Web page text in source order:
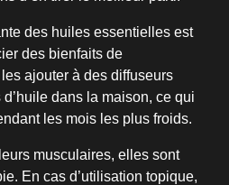
des huiles essentielles est
des bienfaits de
les ajouter à des diffuseurs
dans la maison, ce qui
les mois les plus froids.
musculaires, elles sont
En cas d’utilisation topique,